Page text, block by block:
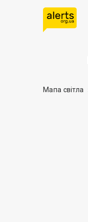
Мапа світла